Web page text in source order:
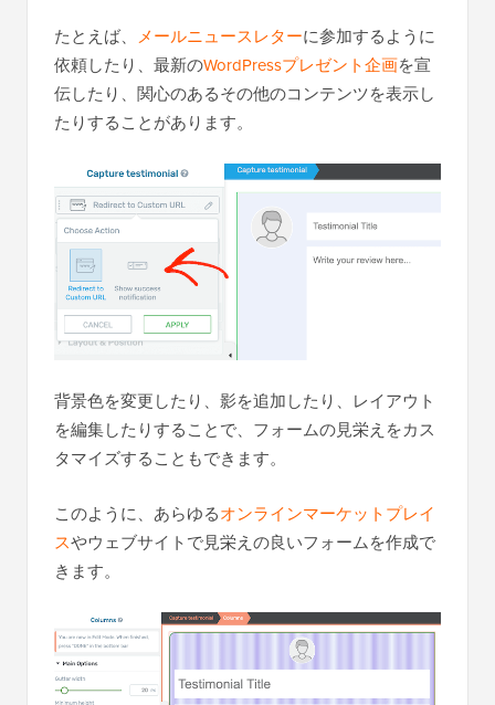
たとえば、 メールニュースレターに参加するように
依頼したり、最新のWordPressプレゼント企画を宣
伝したり、関心のあるその他のコンテンツを表示し
たりすることがあります。
背景色を変更したり、影を追加したり、レイアウト
を編集したりすることで、フォームの見栄えをカス
タマイズすることもできます。
このように、あらゆるオンラインマーケットプレイ
スやウェブサイトで見栄えの良いフォームを作成で
きます。